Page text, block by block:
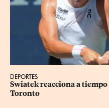
DEPORTES
Swiatek reacciona a tiempo
Toronto